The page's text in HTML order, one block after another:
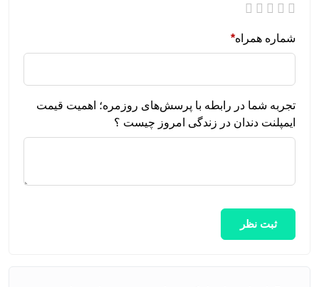
شماره همراه*
تجربه شما در رابطه با پرسش‌های روزمره؛ اهمیت قیمت
ایمپلنت دندان در زندگی امروز چیست ؟
ثبت نظر